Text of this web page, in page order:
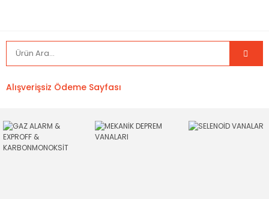
Alışverişsiz Ödeme Sayfası